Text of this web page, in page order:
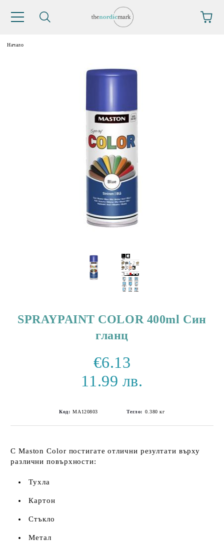
Начало
SPRAYPAINT COLOR 400ml Син
гланц
€6.13
11.99 лв.
Код: MA120803 Тегло: 0.380 кг
С Maston Color постигате отлични резултати върху
различни повърхности:
Тухла
Картон
Стъкло
Метал